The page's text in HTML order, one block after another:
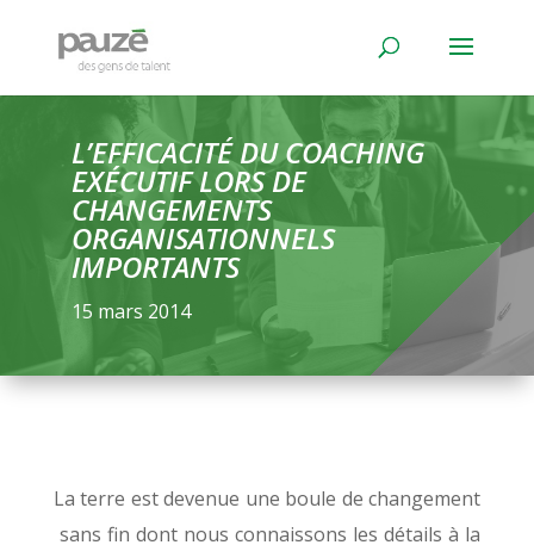
L’EFFICACITÉ DU COACHING
EXÉCUTIF LORS DE
CHANGEMENTS
ORGANISATIONNELS
IMPORTANTS
15 mars 2014
La terre est devenue une boule de changement
sans fin dont nous connaissons les détails à la